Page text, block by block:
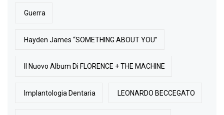
Guerra
Hayden James “SOMETHING ABOUT YOU”
Il Nuovo Album Di FLORENCE + THE MACHINE
Implantologia Dentaria LEONARDO BECCEGATO